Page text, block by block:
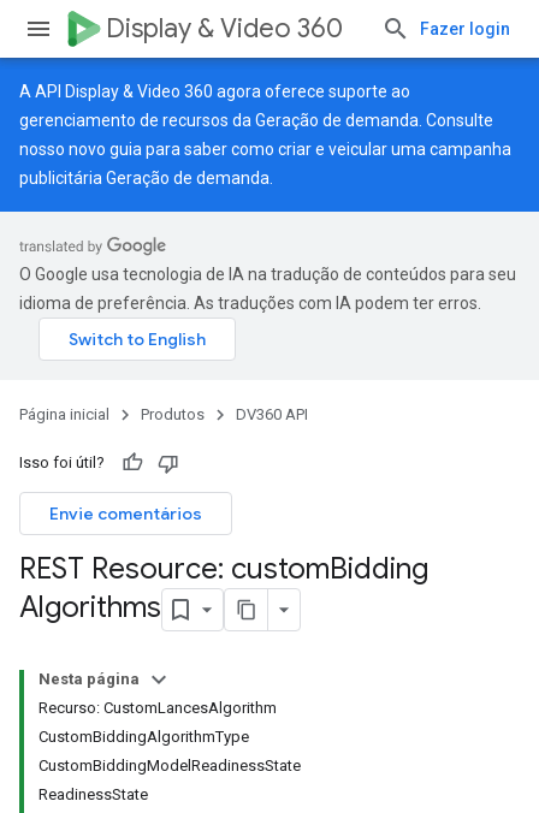
Display & Video 360 Fazer login
A API Display & Video 360 agora oferece suporte ao
gerenciamento de recursos da Geração de demanda. Consulte
nosso novo guia para saber como criar e veicular uma campanha
publicitária Geração de demanda.
O Google usa tecnologia de IA na tradução de conteúdos para seu
idioma de preferência. As traduções com IA podem ter erros.
Página inicial Produtos DV360 API
Isso foi útil?
Envie comentários
REST Resource: customBidding
Algorithms
Nesta página
Recurso: CustomLancesAlgorithm
CustomBiddingAlgorithmType
CustomBiddingModelReadinessState
ReadinessState